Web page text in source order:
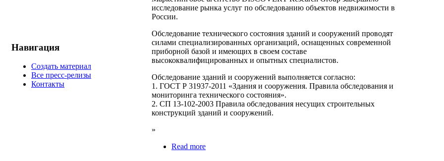
Навигация
Создать материал
Все пресс-релизы
Контакты
исследование рынка услуг по обследованию объектов недвижимости в
России.
Обследование технического состояния зданий и сооружений проводят
силами специализированных организаций, оснащенных современной
приборной базой и имеющих в своем составе
высококвалифицированных и опытных специалистов.
Обследование зданий и сооружений выполняется согласно:
1. ГОСТ Р 31937-2011 «Здания и сооружения. Правила обследования и
мониторинга технического состояния».
2. СП 13-102-2003 Правила обследования несущих строительных
конструкций зданий и сооружений.
»
Read more